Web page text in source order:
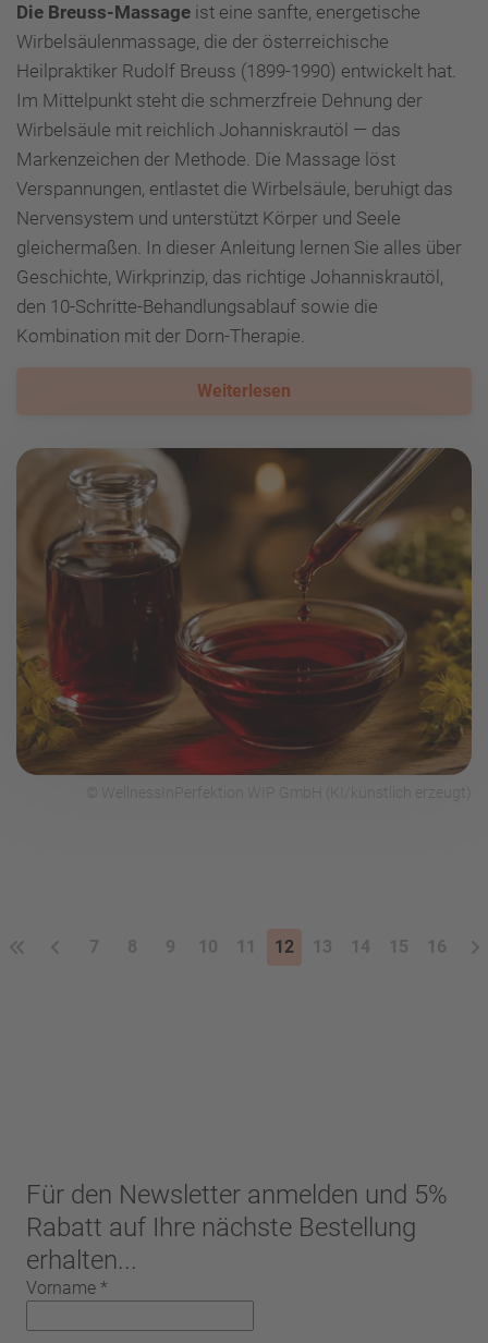
Die Breuss-Massage ist eine sanfte, energetische
Wirbelsäulenmassage, die der österreichische
Heilpraktiker Rudolf Breuss (1899-1990) entwickelt hat.
Im Mittelpunkt steht die schmerzfreie Dehnung der
Wirbelsäule mit reichlich Johanniskrautöl — das
Markenzeichen der Methode. Die Massage löst
Verspannungen, entlastet die Wirbelsäule, beruhigt das
Nervensystem und unterstützt Körper und Seele
gleichermaßen. In dieser Anleitung lernen Sie alles über
Geschichte, Wirkprinzip, das richtige Johanniskrautöl,
den 10-Schritte-Behandlungsablauf sowie die
Kombination mit der Dorn-Therapie.
Weiterlesen
7 8 9 10 11 12 13 14 15 16
Für den Newsletter anmelden und 5%
Rabatt auf Ihre nächste Bestellung
erhalten...
Vorname *